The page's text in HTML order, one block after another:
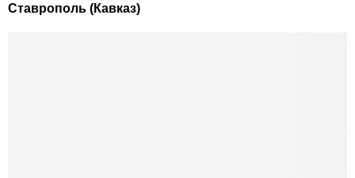
Ставрополь (Кавказ)